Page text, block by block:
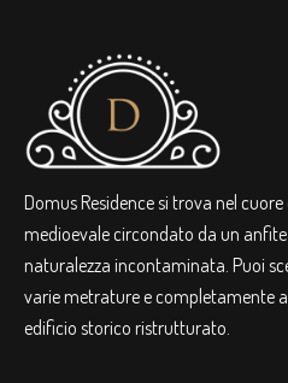
Domus Residence si trova nel
medioevale circondato da un
naturalezza incontaminata. Puoi
varie metrature e completamente
edificio storico ristrutturato.